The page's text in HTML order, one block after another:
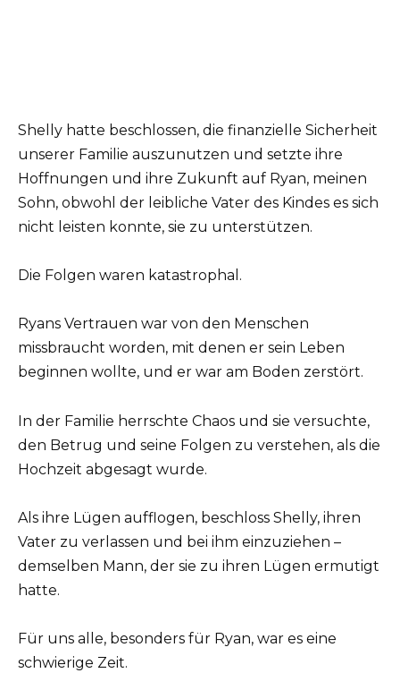
Shelly hatte beschlossen, die finanzielle Sicherheit
unserer Familie auszunutzen und setzte ihre
Hoffnungen und ihre Zukunft auf Ryan, meinen
Sohn, obwohl der leibliche Vater des Kindes es sich
nicht leisten konnte, sie zu unterstützen.
Die Folgen waren katastrophal.
Ryans Vertrauen war von den Menschen
missbraucht worden, mit denen er sein Leben
beginnen wollte, und er war am Boden zerstört.
In der Familie herrschte Chaos und sie versuchte,
den Betrug und seine Folgen zu verstehen, als die
Hochzeit abgesagt wurde.
Als ihre Lügen aufflogen, beschloss Shelly, ihren
Vater zu verlassen und bei ihm einzuziehen –
demselben Mann, der sie zu ihren Lügen ermutigt
hatte.
Für uns alle, besonders für Ryan, war es eine
schwierige Zeit.